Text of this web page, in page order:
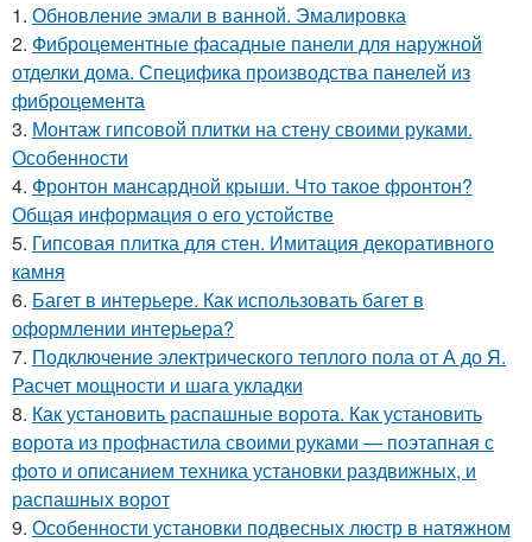
1. Обновление эмали в ванной. Эмалировка
2. Фиброцементные фасадные панели для наружной
отделки дома. Специфика производства панелей из
фиброцемента
3. Монтаж гипсовой плитки на стену своими руками.
Особенности
4. Фронтон мансардной крыши. Что такое фронтон?
Общая информация о его устойстве
5. Гипсовая плитка для стен. Имитация декоративного
камня
6. Багет в интерьере. Как использовать багет в
оформлении интерьера?
7. Подключение электрического теплого пола от А до Я.
Расчет мощности и шага укладки
8. Как установить распашные ворота. Как установить
ворота из профнастила своими руками — поэтапная с
фото и описанием техника установки раздвижных, и
распашных ворот
9. Особенности установки подвесных люстр в натяжном